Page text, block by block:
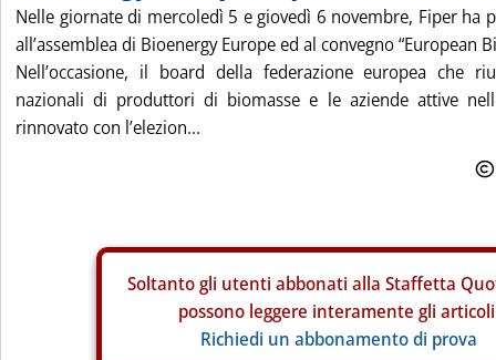
Nelle giornate di mercoledì 5 e giovedì 6 novembre, Fiper ha
all’assemblea di Bioenergy Europe ed al convegno “European
Nell’occasione, il board della federazione europea che
nazionali di produttori di biomasse e le aziende attive
rinnovato con l’elezion...
Soltanto gli utenti abbonati alla Staffetta
possono leggere interamente gli
Richiedi un abbonamento di prova